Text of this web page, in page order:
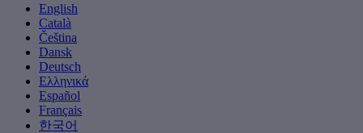
English
Català
Čeština
Dansk
Deutsch
Ελληνικά
Español
Français
한국어